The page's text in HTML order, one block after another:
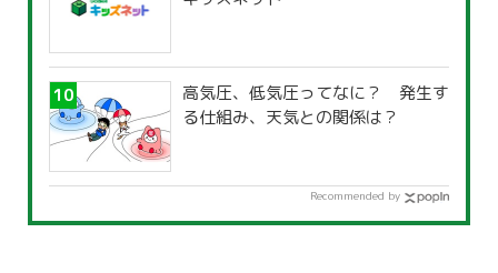
高気圧、低気圧ってなに？ 発生す
る仕組み、天気との関係は？
Recommended by